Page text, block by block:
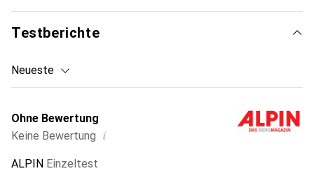
Testberichte
Neueste
Ohne Bewertung
Keine Bewertung i
ALPIN Einzeltest